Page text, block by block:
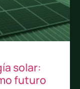
solar:
futuro